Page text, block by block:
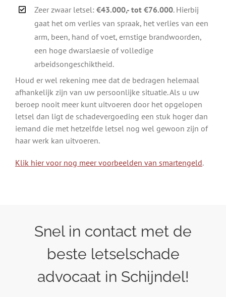
Zeer zwaar letsel:€43.000,- tot €76.000. Hierbij
gaat het om verlies van spraak, het verlies van een
arm, been, hand of voet, ernstige brandwoorden,
een hoge dwarslaesie of volledige
arbeidsongeschiktheid.
Houd er wel rekening mee dat de bedragen helemaal
afhankelijk zijn van uw persoonlijke situatie. Als u uw
beroep nooit meer kunt uitvoeren door het opgelopen
letsel dan ligt de schadevergoeding een stuk hoger dan
iemand die met hetzelfde letsel nog wel gewoon zijn of
haar werk kan uitvoeren.
Klik hier voor nog meer voorbeelden van smartengeld.
Snel in contact met de
beste letselschade
advocaat in Schijndel!